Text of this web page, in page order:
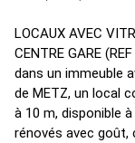
LOCAUX AVEC
CENTRE GARE
dans un immeuble
de METZ, un local
à 10 m, disponible
rénovés avec goût,